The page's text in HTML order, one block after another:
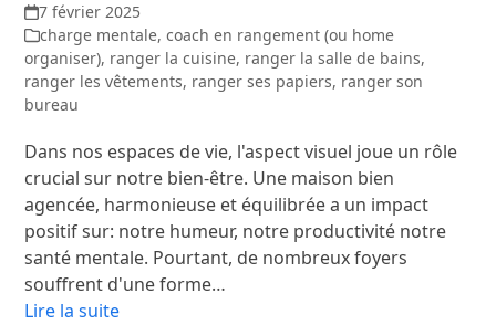
7 février 2025
charge mentale,coach en rangement (ou home
organiser), ranger la cuisine, ranger la salle de bains,
ranger les vêtements, ranger ses papiers, ranger son
bureau
Dans nos espaces de vie, l'aspect visuel joue un rôle
crucial sur notre bien-être. Une maison bien
agencée, harmonieuse et équilibrée a un impact
positif sur: notre humeur, notre productivité notre
santé mentale. Pourtant, de nombreux foyers
souffrent d'une forme…
Lire la suite